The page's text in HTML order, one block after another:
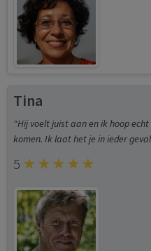
Tina
"Hij voelt juist aan en ik hoop
komen. Ik laat het je in ieder
5